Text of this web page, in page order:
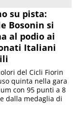
su pista:
Bosonin si
al podio ai
Italiani
del Cicli Fiorin
quinta nella gara
con 95 punti a 8
dalla medaglia di